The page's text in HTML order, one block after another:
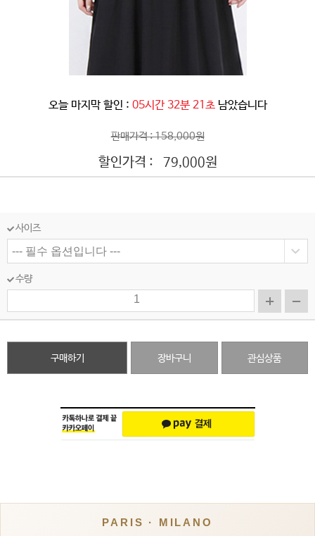
오늘 마지막 할인 : 05시간 32분 18초 남았습니다
판매가격 : 158,000원
할인가격 : 79,000원
사이즈
수량
구매하기 장바구니 관심상품
PARIS · MILANO